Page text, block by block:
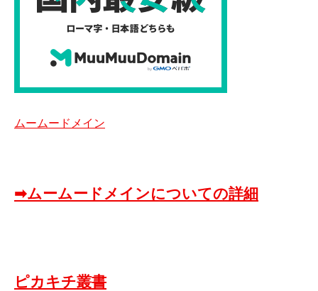
ムームードメイン
➡ムームードメインについての詳細
ピカキチ叢書